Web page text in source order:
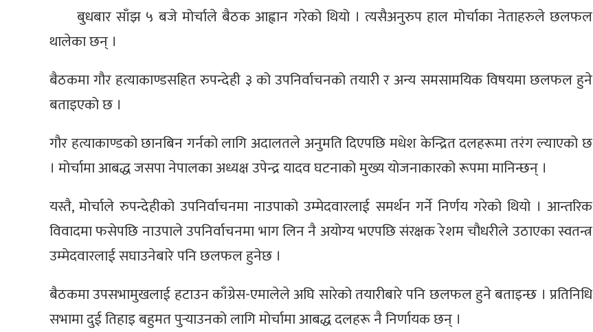
बुधबार साँझ ५ बजे मोर्चाले बैठक आह्वान गरेको थियो । त्यसैअनुरुप हाल मोर्चाका नेताहरुले छलफल
थालेका छन् ।
बैठकमा गौर हत्याकाण्डसहित रुपन्देही ३ को उपनिर्वाचनको तयारी र अन्य समसामयिक विषयमा छलफल हुने
बताइएको छ ।
गौर हत्याकाण्डको छानबिन गर्नको लागि अदालतले अनुमति दिएपछि मधेश केन्द्रित दलहरूमा तरंग ल्याएको छ
। मोर्चामा आबद्ध जसपा नेपालका अध्यक्ष उपेन्द्र यादव घटनाको मुख्य योजनाकारको रूपमा मानिन्छन् ।
यस्तै, मोर्चाले रुपन्देहीको उपनिर्वाचनमा नाउपाको उम्मेदवारलाई समर्थन गर्ने निर्णय गरेको थियो । आन्तरिक
विवादमा फसेपछि नाउपाले उपनिर्वाचनमा भाग लिन नै अयोग्य भएपछि संरक्षक रेशम चौधरीले उठाएका स्वतन्त्र
उम्मेदवारलाई सघाउनेबारे पनि छलफल हुनेछ ।
बैठकमा उपसभामुखलाई हटाउन काँग्रेस-एमालेले अघि सारेको तयारीबारे पनि छलफल हुने बताइन्छ । प्रतिनिधि
सभामा दुई तिहाइ बहुमत पुर्‍याउनको लागि मोर्चामा आबद्ध दलहरू नै निर्णायक छन् ।